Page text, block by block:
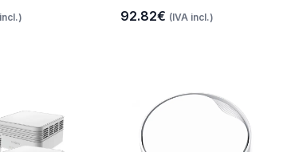
92.82€ (IVA incl.)